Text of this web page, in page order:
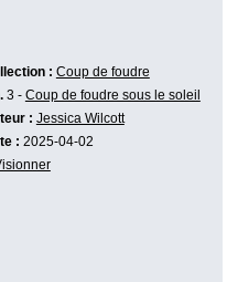
: Coup de foudre
3 - Coup de foudre sous le soleil
: Jessica Wilcott
: 2025-04-02